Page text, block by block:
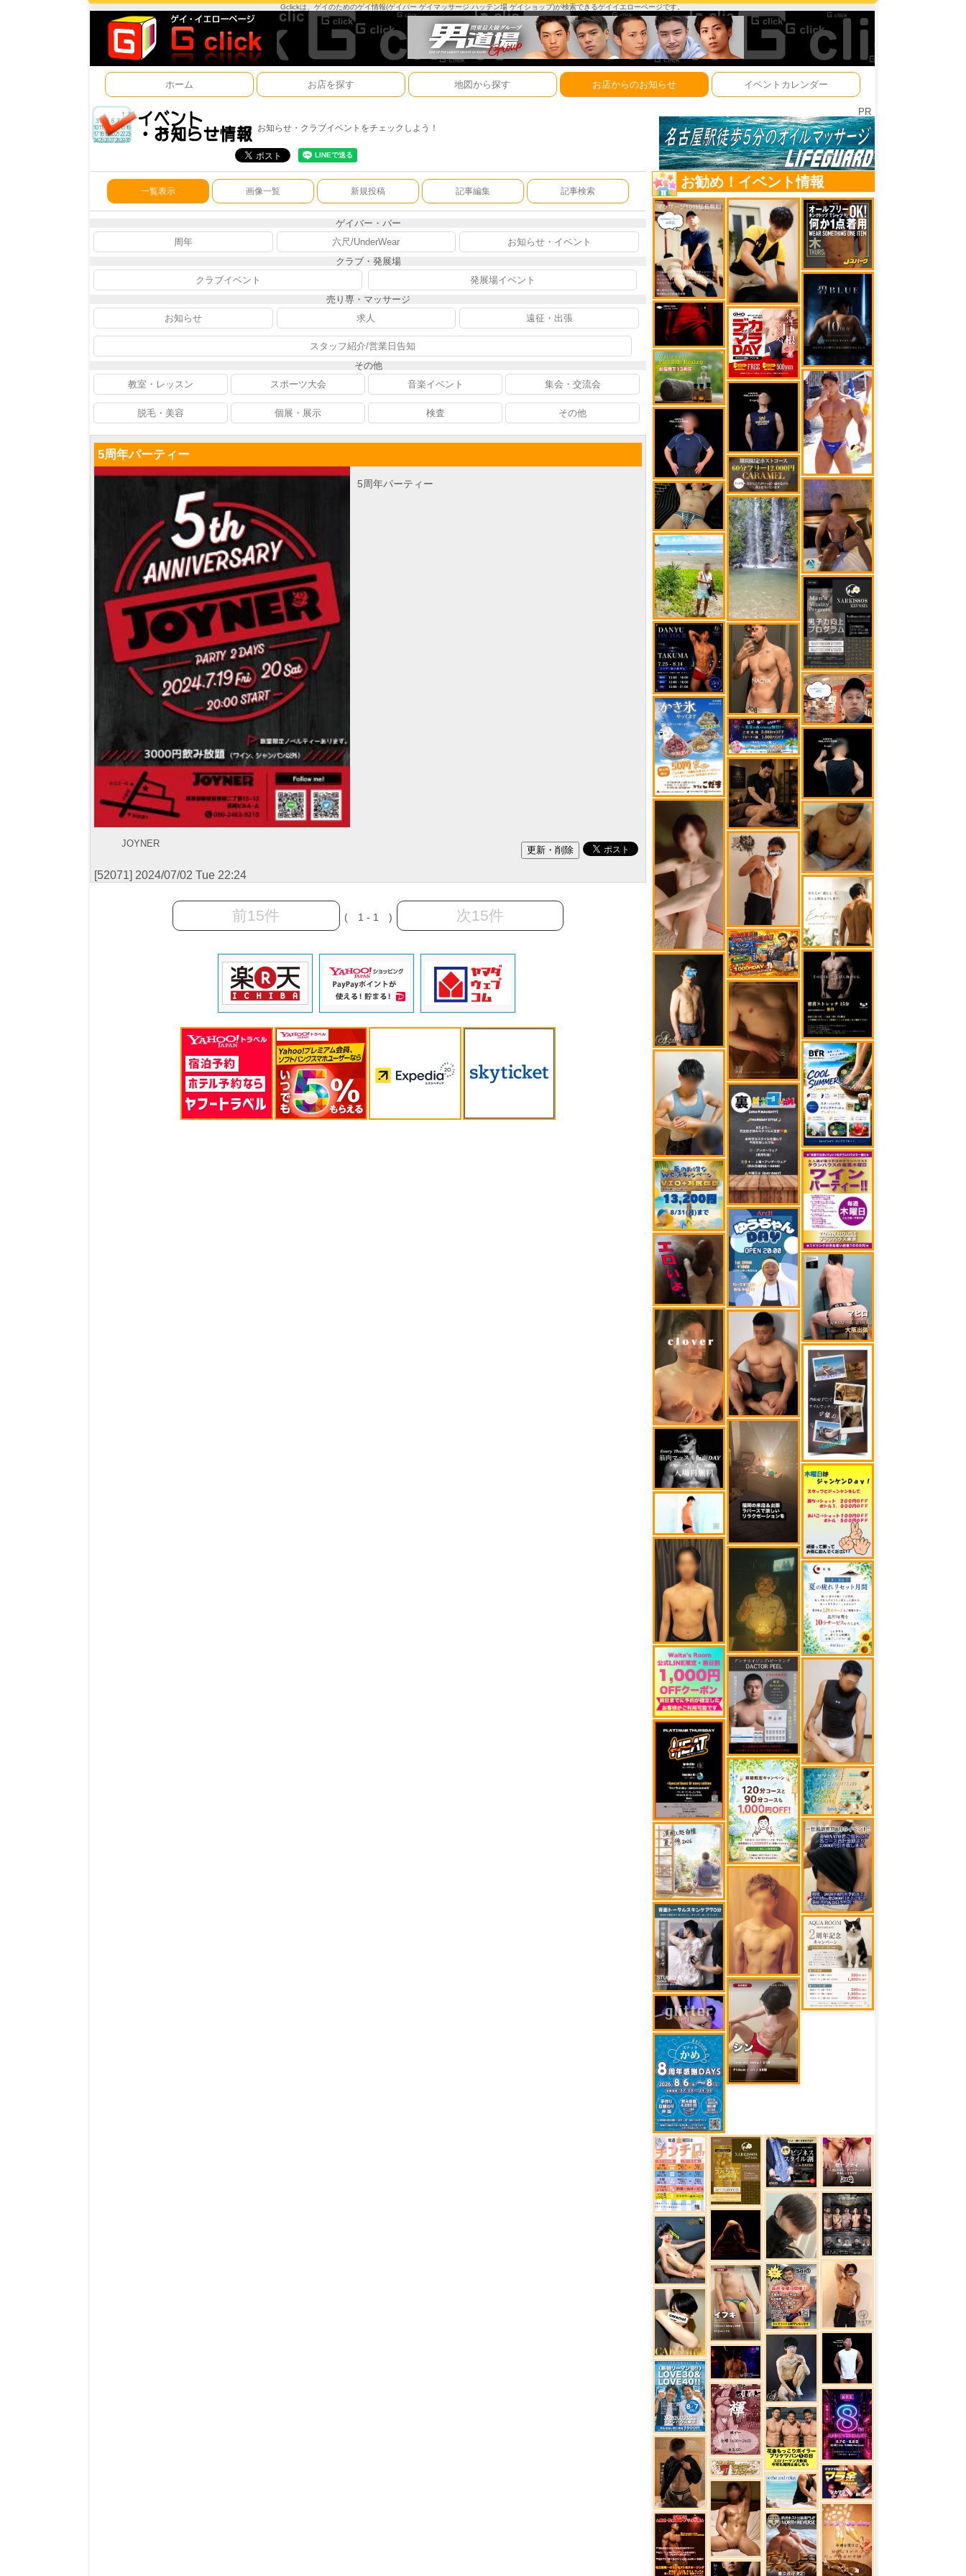
Gclickは、ゲイのためのゲイ情報(ゲイバー ゲイマッサージ ハッテン場 ゲイショップ)が検索できるゲイイエローページです。
ホーム お店を探す 地図から探す お店からのお知らせ イベントカレンダー
お知らせ・クラブイベントをチェックしよう！
PR
一覧表示 画像一覧 新規投稿 記事編集 記事検索
ゲイバー・バー
周年
六尺/UnderWear
お知らせ・イベント
クラブ・発展場
クラブイベント
発展場イベント
売り専・マッサージ
お知らせ
求人 遠征・出張
スタッフ紹介/営業日告知
その他
教室・レッスン
スポーツ大会 音楽イベント 集会・交流会
脱毛・美容 個展・展示 検査 その他
5周年パーティー
5周年パーティー
JOYNER
[52071] 2024/07/02 Tue 22:24
前15件 ( 1 - 1 ) 次15件
お勧め！イベント情報